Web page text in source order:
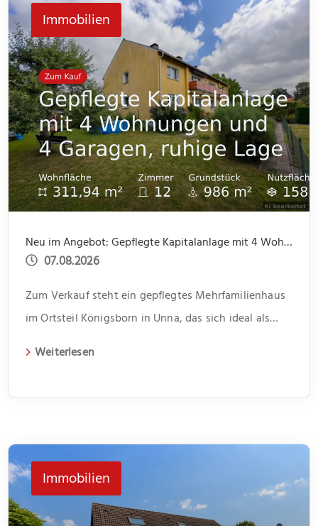
Immobilien
Neu im Angebot: Gepflegte Kapitalanlage mit 4 Wohnungen und 4 Garagen, ruhige Lage
07.08.2026
Zum Verkauf steht ein gepflegtes Mehrfamilienhaus
im Ortsteil Königsborn in Unna, das sich ideal als
[…]
Weiterlesen
Immobilien